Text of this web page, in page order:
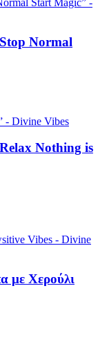
Normal
Nothing is
με Χερούλι